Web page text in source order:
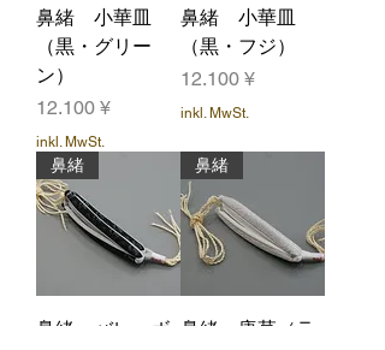
鼻緒 小華皿
（黒・グリー
ン）
Preis
12.100 ¥
inkl. MwSt.
鼻緒 小華皿
（黒・フジ）
Preis
12.100 ¥
inkl. MwSt.
鼻緒
鼻緒 バレーボ
鼻緒
鼻緒 唐草（ラ